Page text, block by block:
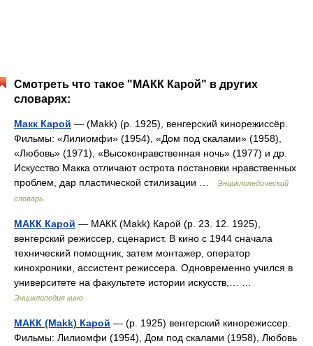
Смотреть что такое "МАКК Карой" в других
словарях:
Макк Карой — (Makk) (р. 1925), венгерский кинорежиссёр.
Фильмы: «Лилиомфи» (1954), «Дом под скалами» (1958),
«Любовь» (1971), «Высоконравственная ночь» (1977) и др.
Искусство Макка отличают острота постановки нравственных
проблем, дар пластической стилизации …
Энциклопедический
словарь
МАКК Карой — МАКК (Makk) Карой (р. 23. 12. 1925),
венгерский режиссер, сценарист. В кино с 1944 сначала
технический помощник, затем монтажер, оператор
кинохроники, ассистент режиссера. Одновременно учился в
университете на факультете истории искусств,… …
Энциклопедия кино
МАКК (Makk) Карой — (р. 1925) венгерский кинорежиссер.
Фильмы: Лилиомфи (1954), Дом под скалами (1958), Любовь